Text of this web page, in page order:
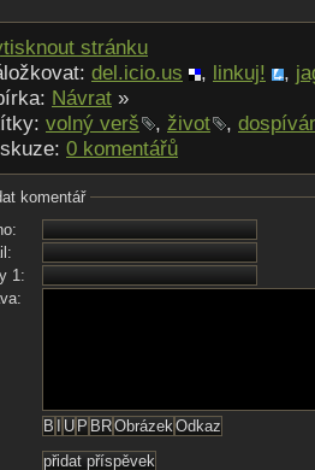
stránku
del.icio.us , linkuj! ,
Návrat »
volný verš , život ,
0 komentářů
komentář
1: